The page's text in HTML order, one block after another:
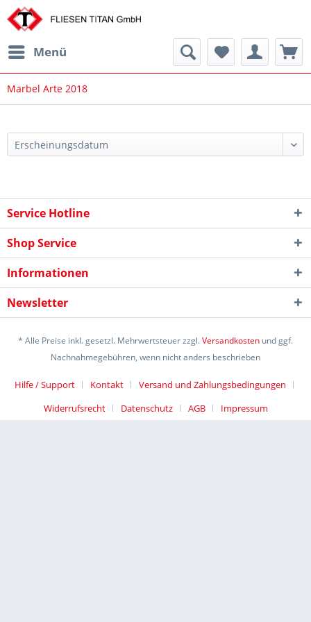
Menü
Marbel Arte 2018
Service Hotline
Shop Service
Informationen
Newsletter
* Alle Preise inkl. gesetzl. Mehrwertsteuer zzgl.Versandkosten und ggf.
Nachnahmegebühren, wenn nicht anders beschrieben
Hilfe / Support Kontakt
Versand und Zahlungsbedingungen
Widerrufsrecht
Datenschutz AGB Impressum